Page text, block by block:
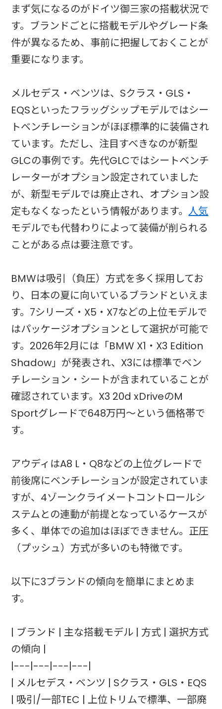
まず気になるのがドイツ御三家の搭載状況で
す。ブランドごとに搭載モデルやグレード条
件が異なるため、事前に把握しておくことが
重要になります。
メルセデス・ベンツは、Sクラス・GLS・
EQSといったフラッグシップモデルではシー
トベンチレーションがほぼ標準的に装備され
ています。ただし、注目すべきなのが新型
GLCの事例です。先代GLCではシートベンチ
レーターがオプション設定されていました
が、新型モデルでは廃止され、オプション設
定もなくなったという情報があります。人気
モデルでも代替わりによって装備が削られる
ことがある点は要注意です。
BMWは吸引（負圧）方式を多く採用してお
り、日本の夏に向いているブランドといえま
す。7シリーズ・X5・X7などの上位モデルで
はパッケージオプションとして選択が可能で
す。2026年2月には「BMW X1・X3 Edition
Shadow」が発表され、X3には標準でベン
チレーション・シートが含まれていることが
確認されています。X3 20d xDriveのM
Sportグレードで648万円〜という価格帯で
す。
アウディはA8 L・Q8などの上位グレードで
前後席にベンチレーションが設定されていま
すが、4ゾーンクライメートコントロールシ
ステムとの連動が前提となっているケースが
多く、単体での追加はほぼできません。正圧
（プッシュ）方式が多いのも特徴です。
以下に3ブランドの傾向を簡単にまとめま
す。
| ブランド | 主な搭載モデル | 方式 | 選択方式
の傾向 |
|---|---|---|---|
| メルセデス・ベンツ | Sクラス・GLS・EQS
| 吸引/一部TEC | 上位トリムで標準、一部廃